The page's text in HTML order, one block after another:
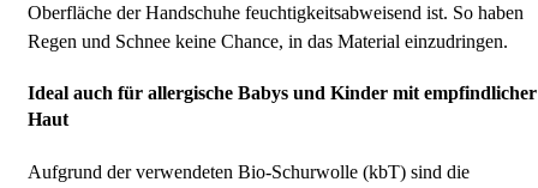
Oberfläche der Handschuhe feuchtigkeitsabweisend ist. So haben
Regen und Schnee keine Chance, in das Material einzudringen.
Ideal auch für allergische Babys und Kinder mit empfindlicher
Haut
Aufgrund der verwendeten Bio-Schurwolle (kbT) sind die